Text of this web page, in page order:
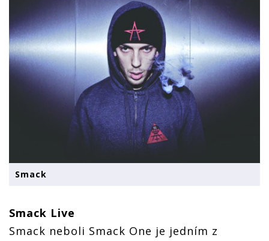
Smack
Smack Live
Smack neboli Smack One je jedním z